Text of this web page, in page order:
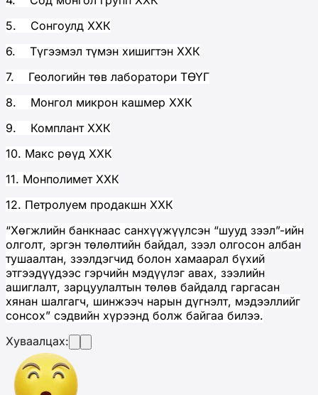
5. Сонгоулд ХХК
6. Түгээмэл түмэн хишигтэн ХХК
7. Геологийн төв лаборатори ТӨҮГ
8. Монгол микрон кашмер ХХК
9. Комплант ХХК
10. Макс рөүд ХХК
11. Монполимет ХХК
12. Петролуем продакшн ХХК
“Хөгжлийн банкнаас санхүүжүүлсэн “шууд зээл”-ийн
олголт, эргэн төлөлтийн байдал, зээл олгосон албан
тушаалтан, зээлдэгчид болон хамаарал бүхий
этгээдүүдээс гэрчийн мэдүүлэг авах, зээлийн
ашиглалт, зарцуулалтын төлөв байдалд гаргасан
хянан шалгагч, шинжээч нарын дүгнэлт, мэдээллийг
сонсох” сэдвийн хүрээнд болж байгаа билээ.
Хуваалцах: